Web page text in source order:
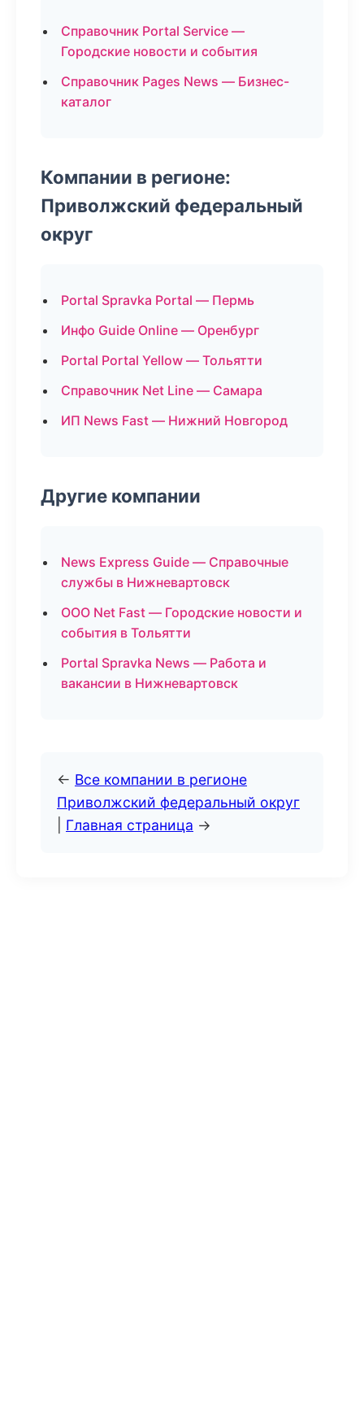
Справочник Portal Service —
Городские новости и события
Справочник Pages News — Бизнес-
каталог
Компании в регионе:
Приволжский федеральный
округ
Portal Spravka Portal — Пермь
Инфо Guide Online — Оренбург
Portal Portal Yellow — Тольятти
Справочник Net Line — Самара
ИП News Fast — Нижний Новгород
Другие компании
News Express Guide — Справочные
службы в Нижневартовск
ООО Net Fast — Городские новости и
события в Тольятти
Portal Spravka News — Работа и
вакансии в Нижневартовск
← Все компании в регионе
Приволжский федеральный округ
Главная страница →